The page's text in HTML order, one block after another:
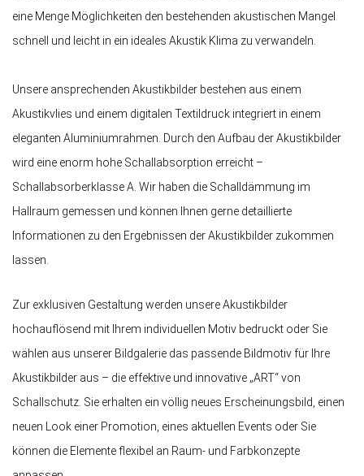
eine Menge Möglichkeiten den bestehenden akustischen Mangel
schnell und leicht in ein ideales Akustik Klima zu verwandeln.
Unsere ansprechenden Akustikbilder bestehen aus einem
Akustikvlies und einem digitalen Textildruck integriert in einem
eleganten Aluminiumrahmen. Durch den Aufbau der Akustikbilder
wird eine enorm hohe Schallabsorption erreicht –
Schallabsorberklasse A. Wir haben die Schalldämmung im
Hallraum gemessen und können Ihnen gerne detaillierte
Informationen zu den Ergebnissen der Akustikbilder zukommen
lassen.
Zur exklusiven Gestaltung werden unsere Akustikbilder
hochauflösend mit Ihrem individuellen Motiv bedruckt oder Sie
wählen aus unserer Bildgalerie das passende Bildmotiv für Ihre
Akustikbilder aus – die effektive und innovative „ART“ von
Schallschutz. Sie erhalten ein völlig neues Erscheinungsbild, einen
neuen Look einer Promotion, eines aktuellen Events oder Sie
können die Elemente flexibel an Raum- und Farbkonzepte